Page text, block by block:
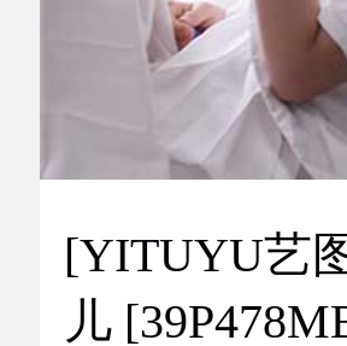
[YITUYU艺
儿